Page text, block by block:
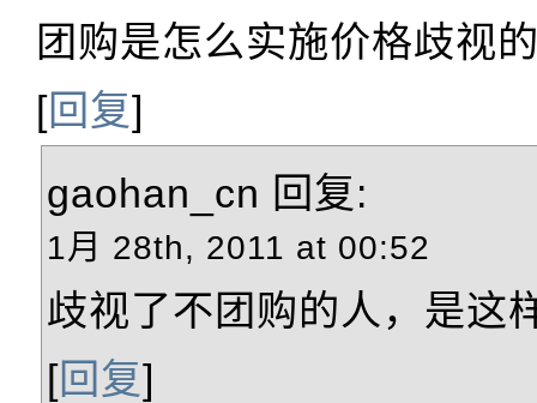
团购是怎么实施价格歧视
[回复]
gaohan_cn 回复:
1月 28th, 2011 at 00:52
歧视了不团购的人，是这
[回复]